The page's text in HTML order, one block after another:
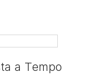
a Tempo